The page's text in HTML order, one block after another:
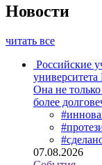
Новости
читать все
Российские
Она не
более
07.08.2026